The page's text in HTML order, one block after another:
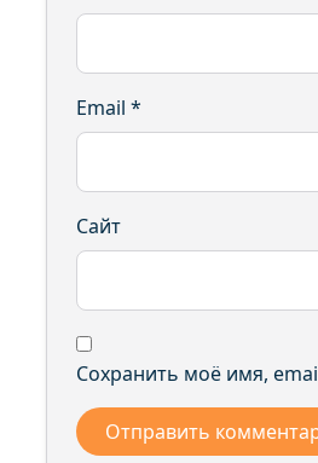
Email *
Сайт
Сохранить моё имя,